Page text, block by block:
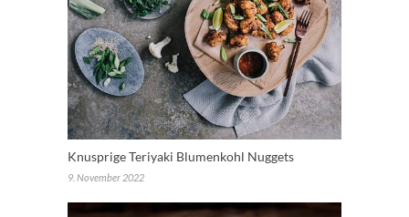
Knusprige Teriyaki Blumenkohl Nuggets
9. November 2022